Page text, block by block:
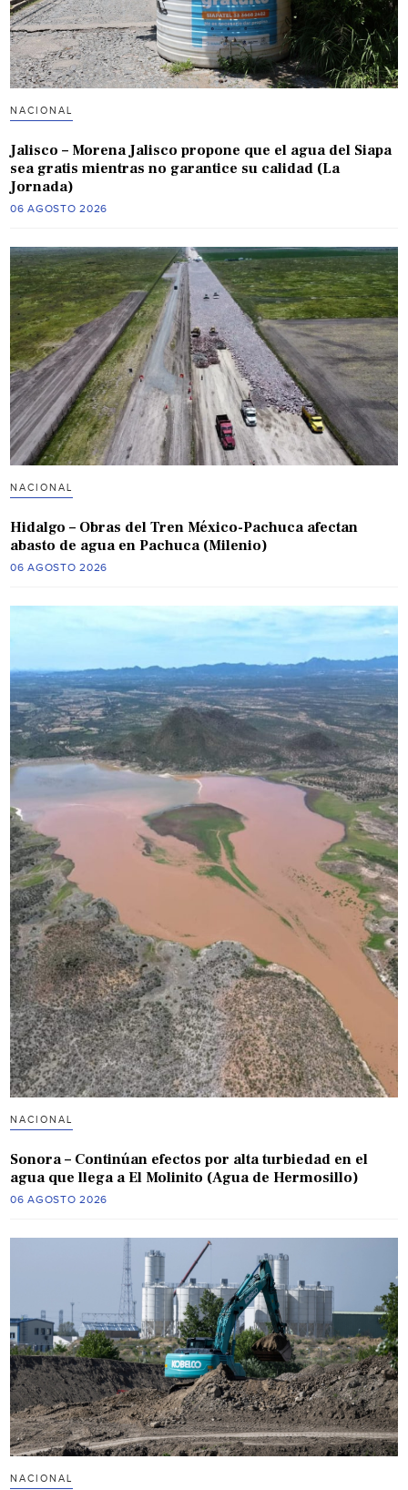
NACIONAL
Jalisco – Morena Jalisco propone que el agua del Siapa
sea gratis mientras no garantice su calidad (La
Jornada)
06 AGOSTO 2026
NACIONAL
Hidalgo – Obras del Tren México-Pachuca afectan
abasto de agua en Pachuca (Milenio)
06 AGOSTO 2026
NACIONAL
Sonora – Continúan efectos por alta turbiedad en el
agua que llega a El Molinito (Agua de Hermosillo)
06 AGOSTO 2026
NACIONAL